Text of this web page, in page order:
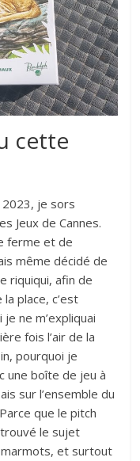
cette
je sors
Jeux de Cannes.
ferme et de
même décidé de
riquiqui, afin de
place, c’est
ne m’expliquai
fois l’air de la
pourquoi je
une boîte de jeu à
sur l’ensemble du
que le pitch
trouvé le sujet
et surtout